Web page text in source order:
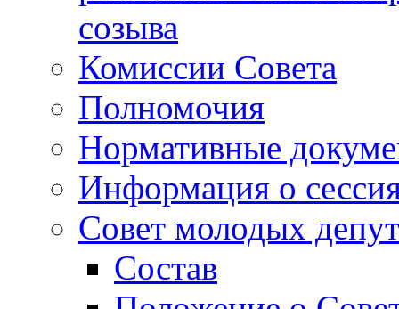
созыва
Комиссии Совета
Полномочия
Нормативные
Информация о
Совет молодых
Состав